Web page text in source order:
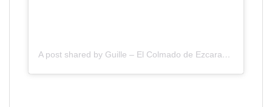
A post shared by Guille – El Colmado de Ezcaray (@el_colmado_de_ezcaray)